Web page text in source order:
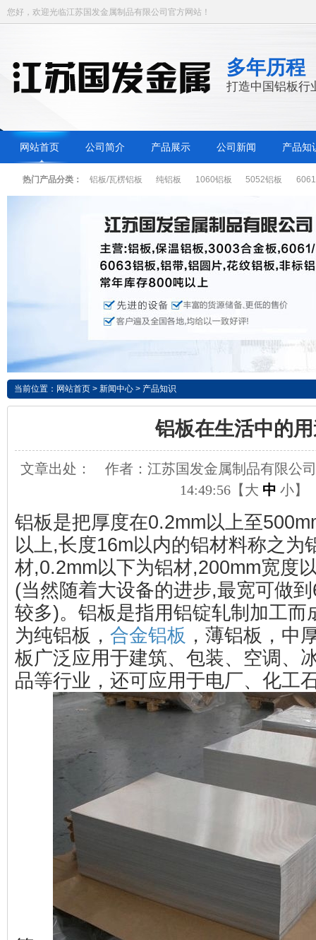
您好，欢迎光临江苏国发金属制品有限公司官方网站！
多年历程
打造中国铝板行
网站首页 公司简介 产品展示 公司新闻 产品知
热门产品分类： 铝板/瓦楞铝板 纯铝板 1060铝板 5052铝板
当前位置： 网站首页 > 新闻中心 > 产品知识
铝板在生活中的
文章出处：
作者：江苏国发金属制品有限公司
14:49:56【大 中 小】
铝板是把厚度在0.2mm以上至
以上,长度16m以内的铝材料称之为
材,0.2mm以下为铝材,200mm宽度
(当然随着大设备的进步,最宽可做
较多)。铝板是指用铝锭轧制加工而
为纯铝板， 合金铝板 ，薄铝板，中
板广泛应用于建筑、包装、空调、
品等行业，还可应用于电厂、化工